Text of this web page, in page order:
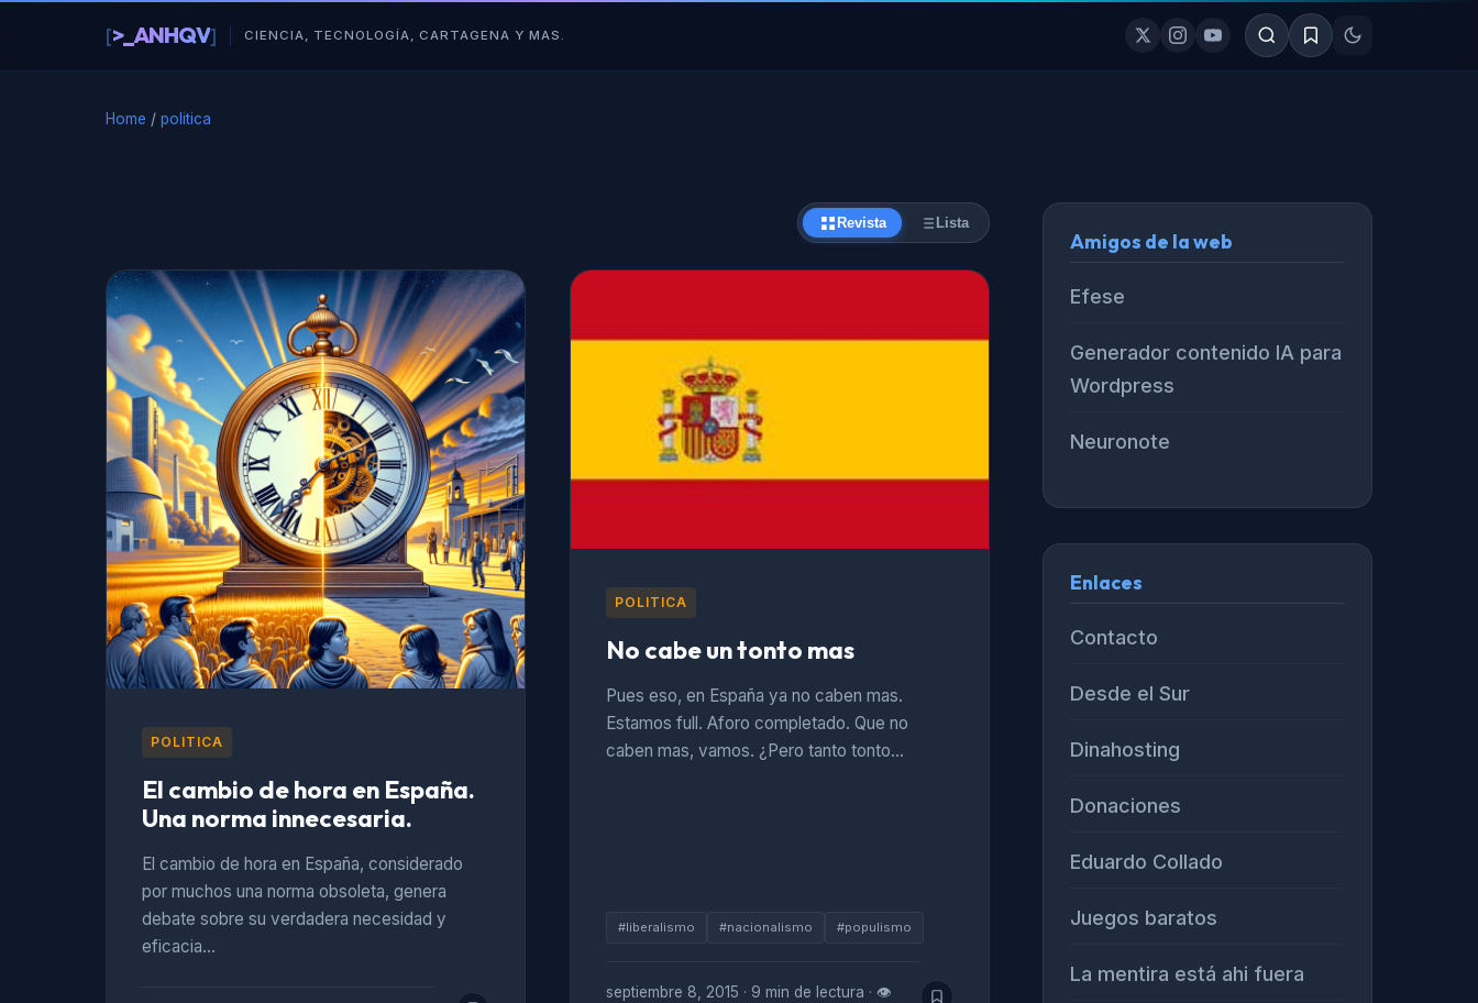
[>_ANHQV] CIENCIA, TECNOLOGÍA, CARTAGENA Y MAS.
Home / politica
Revista Lista
POLITICA
El cambio de hora en España.
Una norma innecesaria.
El cambio de hora en España, considerado
por muchos una norma obsoleta, genera
debate sobre su verdadera necesidad y
eficacia…
POLITICA
No cabe un tonto mas
Pues eso, en España ya no caben mas.
Estamos full. Aforo completado. Que no
caben mas, vamos. ¿Pero tanto tonto…
#liberalismo #nacionalismo #populismo
septiembre 8, 2015 · 9 min de lectura · 👁
Amigos de la web
Efese
Generador contenido IA para
Wordpress
Neuronote
Enlaces
Contacto
Desde el Sur
Dinahosting
Donaciones
Eduardo Collado
Juegos baratos
La mentira está ahi fuera